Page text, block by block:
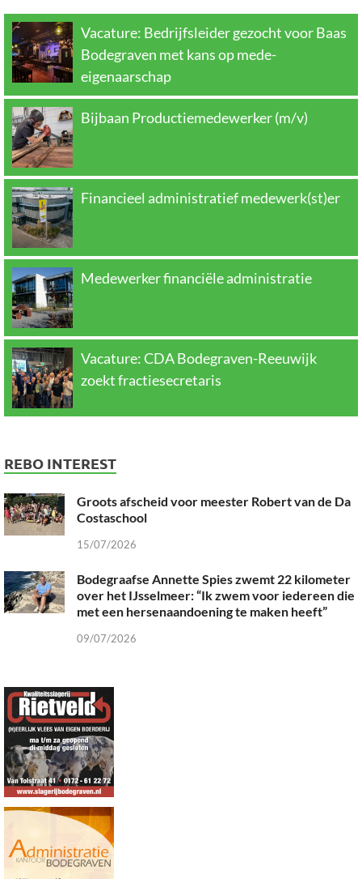
Vacature: Bedrijfsleider gezocht voor Baas
Bodegraven met kans op mede-
eigenaarschap
Bijbaan Productiemedewerker (m/v)
Financieel administratief medewerk(st)er
Medewerker financiële administratie
Vacature: CDA Bodegraven-Reeuwijk
zoekt fractiesecretaris
REBO INTEREST
Groots afscheid voor meester Robert van de Da
Costaschool
15/07/2026
Bodegraafse Annette Spies zwemt 22 kilometer
over het IJsselmeer: “Ik zwem voor iedereen die
met een hersenaandoening te maken heeft”
09/07/2026